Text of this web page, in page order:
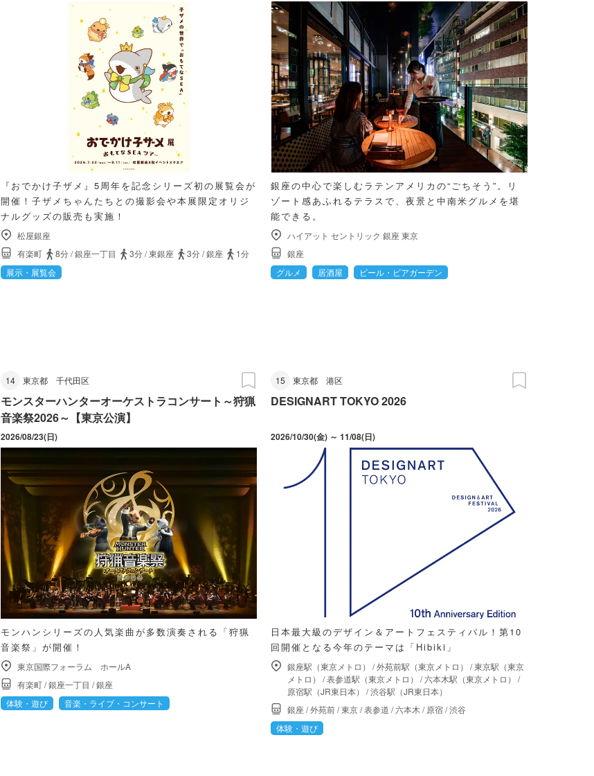
『おでかけ子ザメ』5周年を記念シリーズ初の展覧会が
開催！子ザメちゃんたちとの撮影会や本展限定オリジ
ナルグッズの販売も実施！
松屋銀座
有楽町
8分/銀座一丁目 3分/東銀座 3分/銀座
1分
展示・展覧会
銀座の中心で楽しむラテンアメリカの“ごちそう”。リ
ゾート感あふれるテラスで、夜景と中南米グルメを堪
能できる。
ハイアット セントリック 銀座 東京
銀座
グルメ
居酒屋 ビール・ビアガーデン
14 東京都千代田区
モンスターハンターオーケストラコンサート～狩猟
音楽祭2026～【東京公演】
2026/08/23(日)
モンハンシリーズの人気楽曲が多数演奏される「狩猟
音楽祭」が開催！
東京国際フォーラム ホールA
有楽町/銀座一丁目 /銀座
体験・遊び
音楽・ライブ・コンサート
15 東京都 港区
DESIGNART TOKYO 2026
2026/10/30(金) ～ 11/08(日)
日本最大級のデザイン＆アートフェスティバル！第10
回開催となる今年のテーマは「Hibiki」
銀座駅（東京メトロ） /外苑前駅（東京メトロ） /東京駅（東京
メトロ） /表参道駅（東京メトロ） /六本木駅（東京メトロ） /
原宿駅（JR東日本） /渋谷駅（JR東日本）
銀座/外苑前/東京/表参道 /六本木 / 原宿/渋谷
体験・遊び